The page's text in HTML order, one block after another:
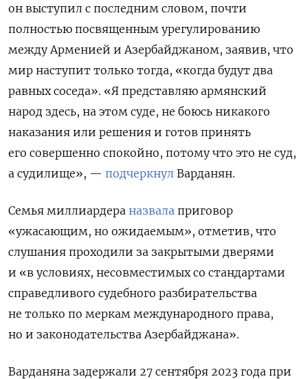
он выступил с последним словом, почти
полностью посвященным урегулированию
между Арменией и Азербайджаном, заявив, что
мир наступит только тогда, «когда будут два
равных соседа». «Я представляю армянский
народ здесь, на этом суде, не боюсь никакого
наказания или решения и готов принять
его совершенно спокойно, потому что это не суд,
а судилище», — подчеркнул Варданян.
Семья миллиардера назвала приговор
«ужасающим, но ожидаемым», отметив, что
слушания проходили за закрытыми дверями
и «в условиях, несовместимых со стандартами
справедливого судебного разбирательства
не только по меркам международного права,
но и законодательства Азербайджана».
Варданяна задержали 27 сентября 2023 года при